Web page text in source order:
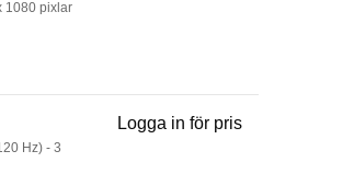
1080 pixlar
Hz) - 3
Logga in för pris